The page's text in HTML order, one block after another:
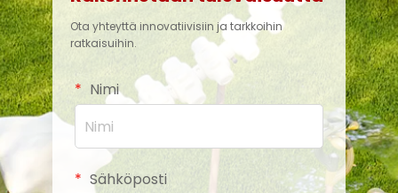
Ota yhteyttä innovatiivisiin ja tarkkoihin
ratkaisuihin.
Nimi
Sähköposti